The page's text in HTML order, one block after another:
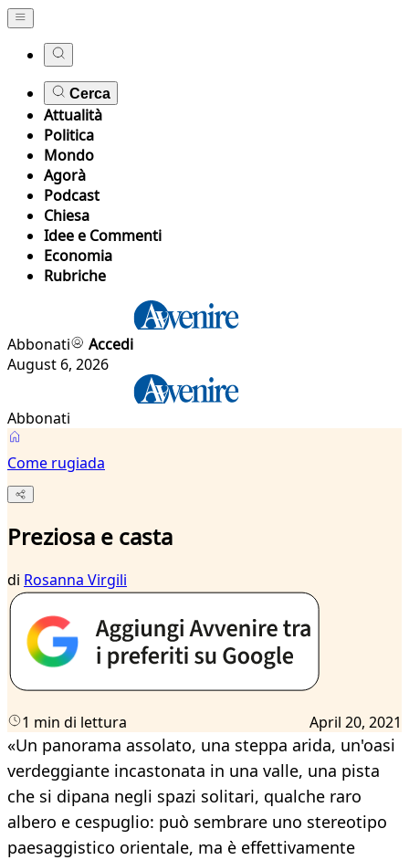
Cerca
Attualità
Politica
Mondo
Agorà
Podcast
Chiesa
Idee e Commenti
Economia
Rubriche
Abbonati
Accedi
August 6, 2026
Abbonati
Come rugiada
Preziosa e casta
di Rosanna Virgili
1 min di lettura April 20, 2021
«Un panorama assolato, una steppa arida, un'oasi
verdeggiante incastonata in una valle, una pista
che si dipana negli spazi solitari, qualche raro
albero e cespuglio: può sembrare uno stereotipo
paesaggistico orientale, ma è effettivamente